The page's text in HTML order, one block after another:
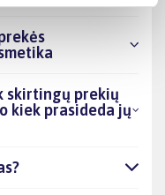
skirtingų prekių
kiek prasideda jų